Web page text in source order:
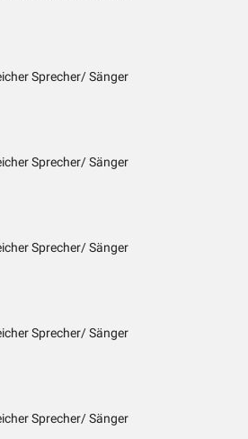
Sprecher/ Sänger
Sprecher/ Sänger
Sprecher/ Sänger
Sprecher/ Sänger
Sprecher/ Sänger